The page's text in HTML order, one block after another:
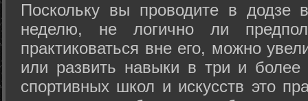
Поскольку вы проводите в додзе
неделю, не логично ли
практиковаться вне его, можно
или развить навыки в три и
спортивных школ и искусств это